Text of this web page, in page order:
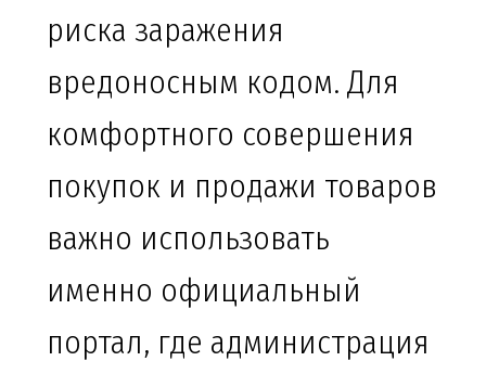
риска заражения
вредоносным кодом. Для
комфортного совершения
покупок и продажи товаров
важно использовать
именно официальный
портал, где администрация